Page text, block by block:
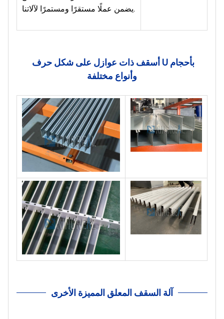
يضمن عملًا مستقرًا ومستمرًا لآلاتنا.
وأنواع مختلفة
آلة السقف المعلق المميزة الأخرى